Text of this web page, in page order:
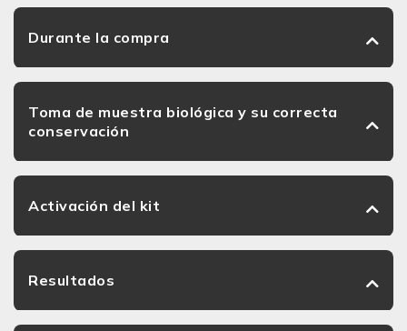
Durante la compra
Toma de muestra biológica y su correcta
conservación
Activación del kit
Resultados